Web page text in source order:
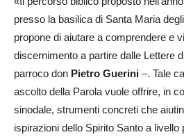
presso la basilica di Santa Maria
propone di aiutare a comprendere e
discernimento a partire dalle Lettere
parroco don Pietro Guerini –. Tale
ascolto della Parola vuole offrire, in
sinodale, strumenti concreti che
ispirazioni dello Spirito Santo a livello